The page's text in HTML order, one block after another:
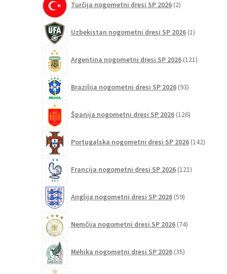
Turčija nogometni dresi SP 2026 2izdelka
Uzbekistan nogometni dresi SP 2026 1izdelek
Argentina nogometni dresi SP 2026 121izdelkov
Brazilija nogometni dresi SP 2026 93izdelkov
Španija nogometni dresi SP 2026 126izdelkov
Portugalska nogometni dresi SP 2026 142
Francija nogometni dresi SP 2026 121izdelkov
Anglija nogometni dresi SP 2026 59izdelkov
Nemčija nogometni dresi SP 2026 74izdelkov
Mehika nogometni dresi SP 2026 35izdelkov